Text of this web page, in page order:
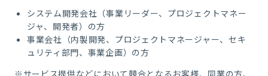
システム開発会社（事業リーダー、プロジェクトマネー
ジャ、開発者）の方
事業会社（内製開発、プロジェクトマネージャー、セキ
ュリティ部門、事業企画）の方
※サービス提供などにおいて競合となるお客様、 同業の方、